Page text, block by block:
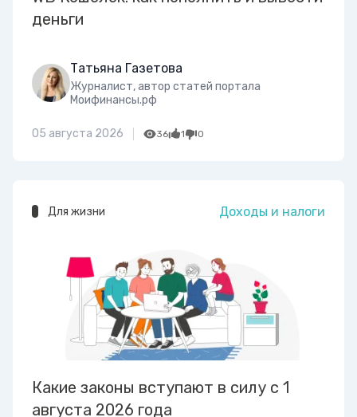
деньги
Татьяна Газетова
Журналист, автор статей портала
Моифинансы.рф
05 августа 2026 36 1 0
Для жизни Доходы и налоги
Какие законы вступают в силу с 1
августа 2026 года